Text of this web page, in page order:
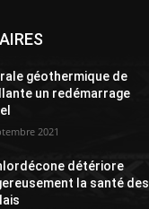
géothermique de
un redémarrage
2021
détériore
la santé des